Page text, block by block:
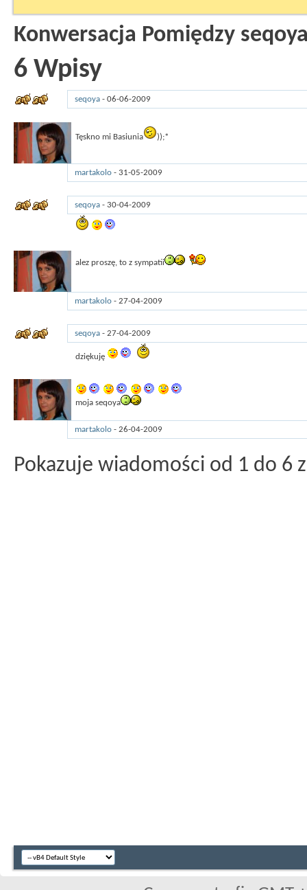
Konwersacja Pomiędzy
6 Wpisy
seqoya - 06-06-2009
martakolo - 31-05-2009
Tęskno mi Basiunia ));*
seqoya - 30-04-2009
martakolo - 27-04-2009
alez proszę, to z sympatii
seqoya - 27-04-2009
dziękuję
martakolo - 26-04-2009
moja seqoya
Pokazuje wiadomości od 1 do 6